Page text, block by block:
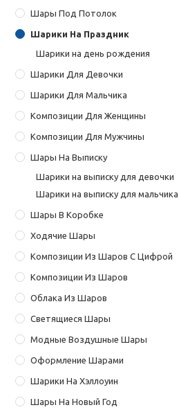
Шары Под Потолок
Шарики На Праздник
Шарики на день рождения
Шарики Для Девочки
Шарики Для Мальчика
Композиции Для Женщины
Композиции Для Мужчины
Шары На Выписку
Шарики на выписку для девочки
Шарики на выписку для мальчика
Шары В Коробке
Ходячие Шары
Композиции Из Шаров С Цифрой
Композиции Из Шаров
Облака Из Шаров
Светящиеся Шары
Модные Воздушные Шары
Оформление Шарами
Шарики На Хэллоуин
Шары На Новый Год